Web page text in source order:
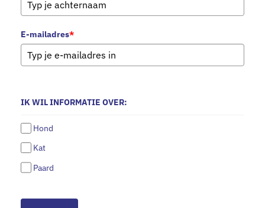
E-mailadres*
IK WIL INFORMATIE OVER:
Hond
Kat
Paard